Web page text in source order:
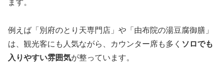
ます。
例えば「別府のとり天専門店」や「由布院の湯豆腐御膳」
は、観光客にも人気ながら、カウンター席も多く ソロでも
入りやすい雰囲気が整っています。